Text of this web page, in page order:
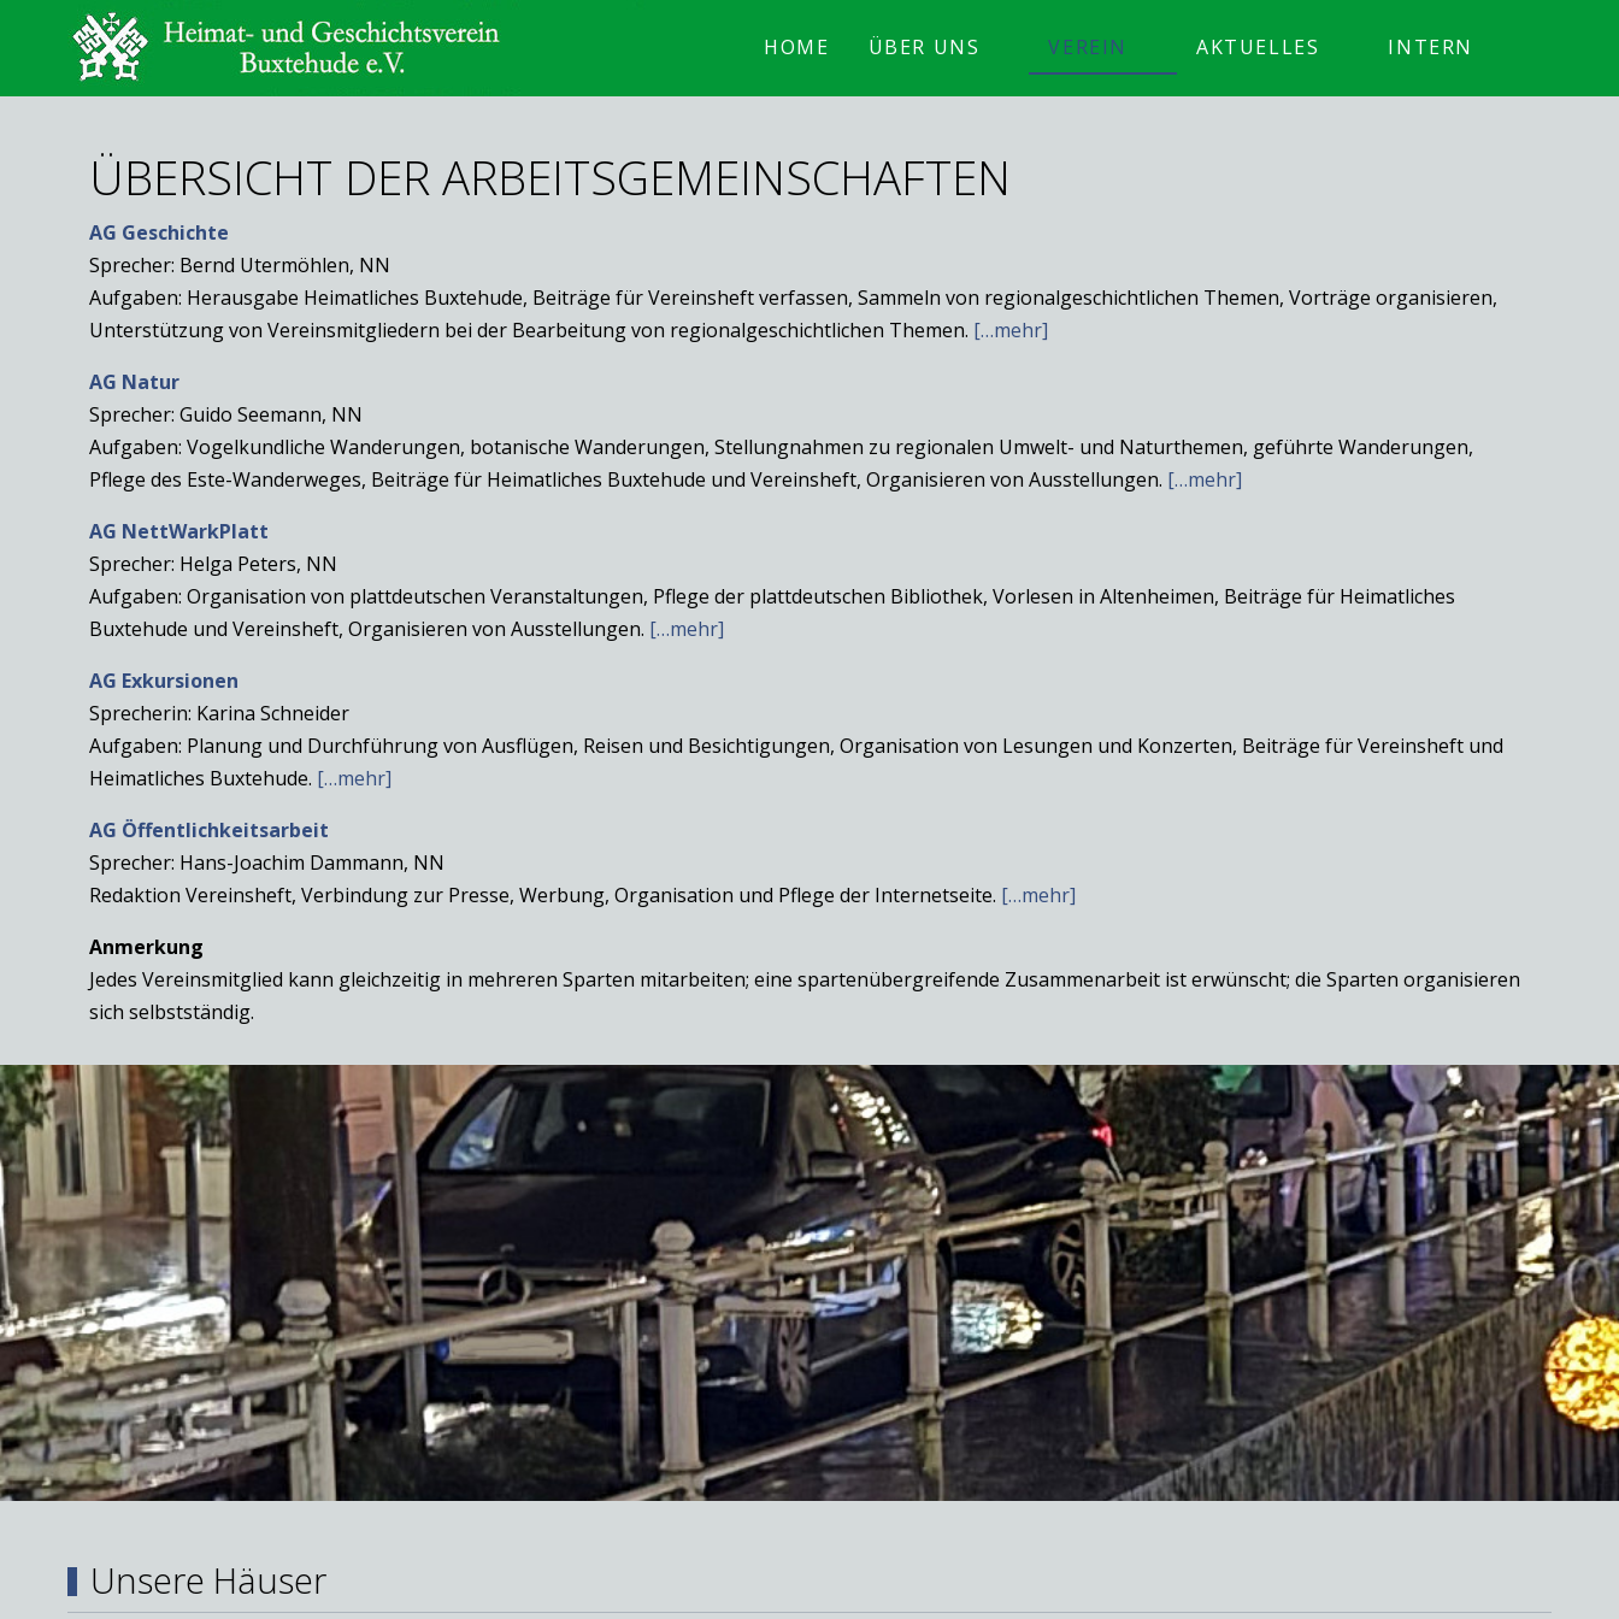
HOME ÜBER UNS VEREIN AKTUELLES INTERN
ÜBERSICHT DER ARBEITSGEMEINSCHAFTEN
AG Geschichte
Sprecher: Bernd Utermöhlen, NN
Aufgaben: Herausgabe Heimatliches Buxtehude, Beiträge für Vereinsheft verfassen, Sammeln von regionalgeschichtlichen Themen, Vorträge organisieren,
Unterstützung von Vereinsmitgliedern bei der Bearbeitung von regionalgeschichtlichen Themen. […mehr]
AG Natur
Sprecher: Guido Seemann, NN
Aufgaben: Vogelkundliche Wanderungen, botanische Wanderungen, Stellungnahmen zu regionalen Umwelt- und Naturthemen, geführte Wanderungen,
Pflege des Este-Wanderweges, Beiträge für Heimatliches Buxtehude und Vereinsheft, Organisieren von Ausstellungen. […mehr]
AG NettWarkPlatt
Sprecher: Helga Peters, NN
Aufgaben: Organisation von plattdeutschen Veranstaltungen, Pflege der plattdeutschen Bibliothek, Vorlesen in Altenheimen, Beiträge für Heimatliches
Buxtehude und Vereinsheft, Organisieren von Ausstellungen. […mehr]
AG Exkursionen
Sprecherin: Karina Schneider
Aufgaben: Planung und Durchführung von Ausflügen, Reisen und Besichtigungen, Organisation von Lesungen und Konzerten, Beiträge für Vereinsheft und
Heimatliches Buxtehude. […mehr]
AG Öffentlichkeitsarbeit
Sprecher: Hans-Joachim Dammann, NN
Redaktion Vereinsheft, Verbindung zur Presse, Werbung, Organisation und Pflege der Internetseite. […mehr]
Anmerkung
Jedes Vereinsmitglied kann gleichzeitig in mehreren Sparten mitarbeiten; eine spartenübergreifende Zusammenarbeit ist erwünscht; die Sparten organisieren
sich selbstständig.
Unsere Häuser